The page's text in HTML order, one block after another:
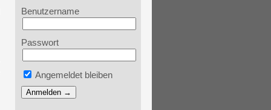
Benutzername
Passwort
Angemeldet bleiben